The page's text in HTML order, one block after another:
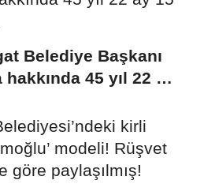
Belediye Başkanı
45 yıl 22 ay